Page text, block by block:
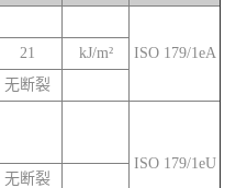
ISO 179/1eA
21
kJ/m²
无断裂
ISO 179/1eU
无断裂